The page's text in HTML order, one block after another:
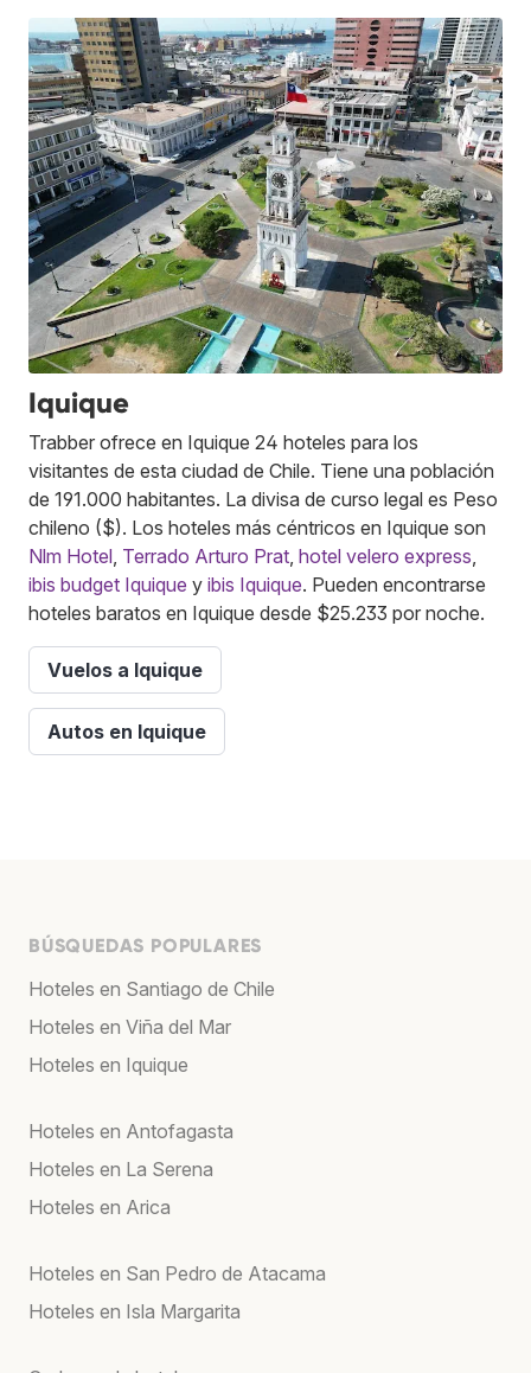
Iquique
Trabber ofrece en Iquique 24 hoteles para los
visitantes de esta ciudad de Chile. Tiene una población
de 191.000 habitantes. La divisa de curso legal es Peso
chileno ($). Los hoteles más céntricos en Iquique son
Nlm Hotel, Terrado Arturo Prat, hotel velero express,
ibis budget Iquique y ibis Iquique. Pueden encontrarse
hoteles baratos en Iquique desde $25.233 por noche.
Vuelos a Iquique
Autos en Iquique
BÚSQUEDAS POPULARES
Hoteles en Santiago de Chile
Hoteles en Viña del Mar
Hoteles en Iquique
Hoteles en Antofagasta
Hoteles en La Serena
Hoteles en Arica
Hoteles en San Pedro de Atacama
Hoteles en Isla Margarita